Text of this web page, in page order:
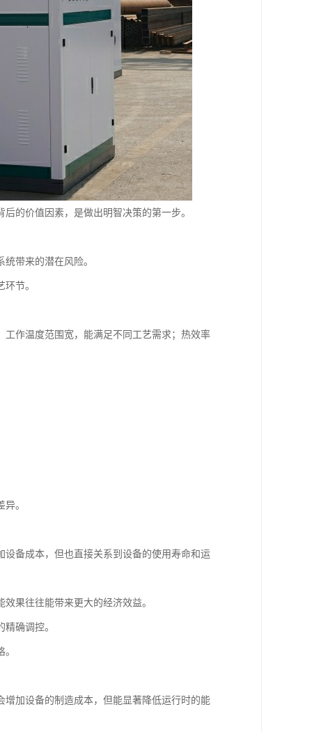
的价值因素，是做出明智决策的第一步。
带来的潜在风险。
节。
作温度范围宽，能满足不同工艺需求；热效率
。
备成本，但也直接关系到设备的使用寿命和运
果往往能带来更大的经济效益。
确调控。
加设备的制造成本，但能显著降低运行时的能